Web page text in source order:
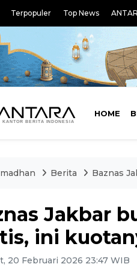
Terpopuler Top News
HOME
Berita Baznas
Jakbar
ini
20 Februari 2026 23:47 WIB